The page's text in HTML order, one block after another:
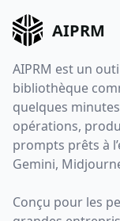
AIPRM
AIPRM est un
bibliothèque
quelques
opérations,
prompts prêts à
Gemini,
Conçu pour les